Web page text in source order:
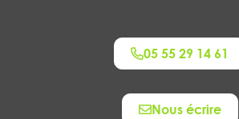
05 55 29 14 61
Nous écrire